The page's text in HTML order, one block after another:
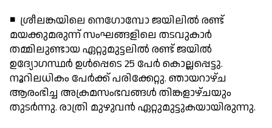
◾ ശ്രീലങ്കയിലെ നെഗോമ്പോ ജയിലില്‍ രണ്ട്
മയക്കുമരുന്ന് സംഘങ്ങളിലെ തടവുകാര്‍
തമ്മിലുണ്ടായ ഏറ്റുമുട്ടലില്‍ രണ്ട് ജയില്‍
ഉദ്യോഗസ്ഥര്‍ ഉള്‍പ്പെടെ 25 പേര്‍ കൊല്ലപ്പെട്ടു.
നൂറിലധികം പേര്‍ക്ക് പരിക്കേറ്റു. ഞായറാഴ്ച
ആരംഭിച്ച അക്രമസംഭവങ്ങള്‍ തിങ്കളാഴ്ചയും
തുടര്‍ന്നു. രാത്രി മുഴുവന്‍ ഏറ്റുമുട്ടുകയായിരുന്നു.